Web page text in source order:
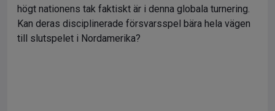
högt nationens tak faktiskt är i denna globala turnering.
Kan deras disciplinerade försvarsspel bära hela vägen
till slutspelet i Nordamerika?